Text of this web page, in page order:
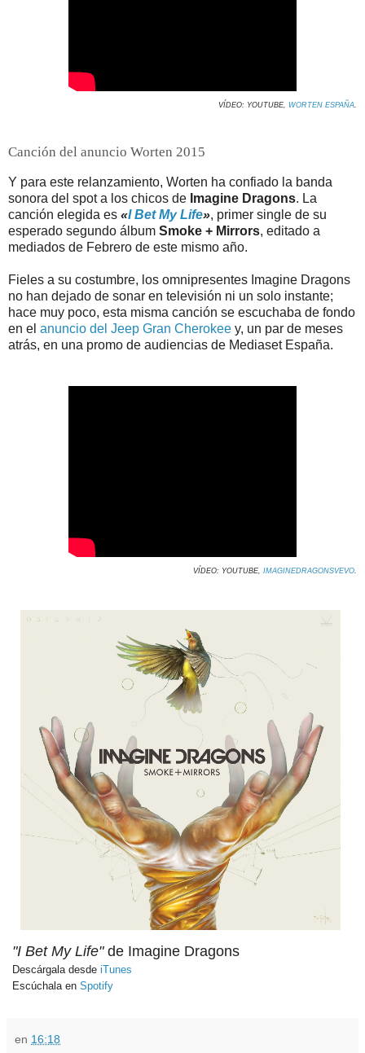
VÍDEO: YOUTUBE, WORTEN ESPAÑA
Canción del anuncio Worten 2015
Y para este relanzamiento, Worten ha confiado la banda
sonora del spot a los chicos de Imagine Dragons. La
canción elegida es «I Bet My Life», primer single de su
esperado segundo álbum Smoke + Mirrors, editado a
mediados de Febrero de este mismo año.
Fieles a su costumbre, los omnipresentes Imagine Dragons
no han dejado de sonar en televisión ni un solo instante;
hace muy poco, esta misma canción se escuchaba de fondo
en el anuncio del Jeep Gran Cherokee y, un par de meses
atrás, en una promo de audiencias de Mediaset España.
VÍDEO: YOUTUBE, IMAGINEDRAGONSVEVO
"I Bet My Life"de Imagine Dragons
Descárgala desde iTunes
Escúchala en Spotify
en 16:18